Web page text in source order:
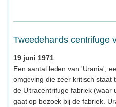
Tweedehands centrifuge
19 juni 1971
Een aantal leden van 'Urania',
omgeving die zeer kritisch staat
de Ultracentrifuge fabriek (waar
gaat op bezoek bij de fabriek.